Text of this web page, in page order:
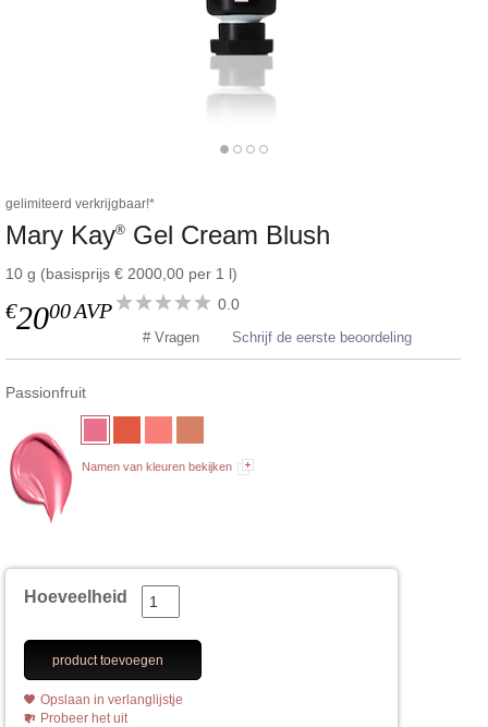
gelimiteerd verkrijgbaar!*
Mary Kay® Gel Cream Blush
10 g (basisprijs € 2000,00 per 1 l)
€2000AVP 0.0
# Vragen Schrijf de eerste beoordeling
Passionfruit
Namen van kleuren bekijken
Hoeveelheid
product toevoegen
Opslaan in verlanglijstje
Probeer het uit